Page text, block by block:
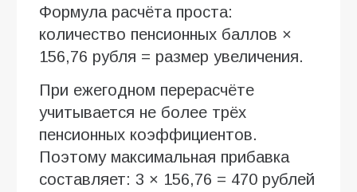
Формула расчёта проста:
количество пенсионных баллов ×
156,76 рубля = размер увеличения.
При ежегодном перерасчёте
учитывается не более трёх
пенсионных коэффициентов.
Поэтому максимальная прибавка
составляет: 3 × 156,76 = 470 рублей